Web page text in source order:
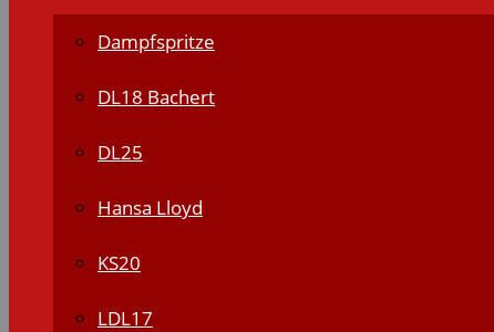
Dampfspritze
DL18 Bachert
DL25
Hansa Lloyd
KS20
LDL17